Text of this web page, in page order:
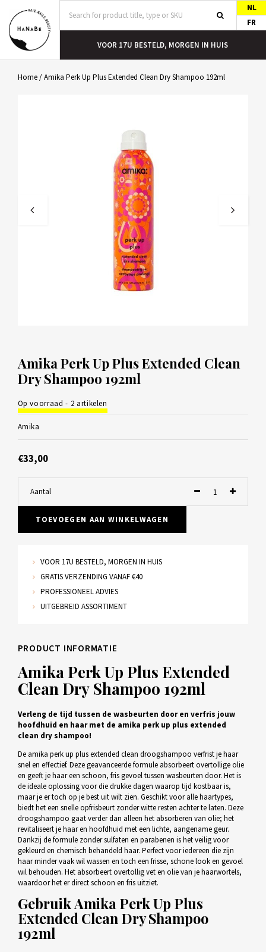
NL
FR
HUIS GRATIS VERZENDING VANAF €40
Home/Amika Perk Up Plus Extended Clean Dry Shampoo 192ml
Amika Perk Up Plus Extended Clean
Dry Shampoo 192ml
Op voorraad - 2 artikelen
Amika
€33,00
Aantal
TOEVOEGEN AAN WINKELWAGEN
VOOR 17U BESTELD, MORGEN IN HUIS
GRATIS VERZENDING VANAF €40
PROFESSIONEEL ADVIES
UITGEBREID ASSORTIMENT
PRODUCT INFORMATIE
Amika Perk Up Plus Extended
Clean Dry Shampoo 192ml
Verleng de tijd tussen de wasbeurten door en verfris jouw
hoofdhuid en haar met de amika perk up plus extended
clean dry shampoo!
De amika perk up plus extended clean droogshampoo verfrist je haar
snel en effectief. Deze geavanceerde formule absorbeert overtollige olie
en geeft je haar een schoon, fris gevoel tussen wasbeurten door. Het is
de ideale oplossing voor die drukke dagen waarop tijd kostbaar is,
maar je er toch op je best uit wilt zien. Geschikt voor alle haartypes,
biedt het een snelle opfrisbeurt zonder witte resten achter te laten. Deze
droogshampoo gaat verder dan alleen het absorberen van olie; het
revitaliseert je haar en hoofdhuid met een lichte, aangename geur.
Dankzij de formule zonder sulfaten en parabenen is het veilig voor
gekleurd en chemisch behandeld haar. Perfect voor iedereen die zijn
haar minder vaak wil wassen en toch een frisse, schone look en gevoel
wil behouden. Het absorbeert overtollig vet en olie van je haarwortels,
waardoor het er direct schoon en fris uitziet.
GebruikAmika Perk Up Plus
Extended Clean Dry Shampoo
192ml